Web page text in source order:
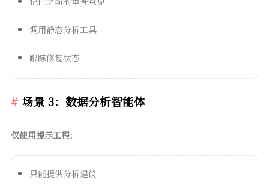
调用静态分析工具
跟踪修复状态
场景 3：数据分析智能体
仅使用提示工程：
只能提供分析建议